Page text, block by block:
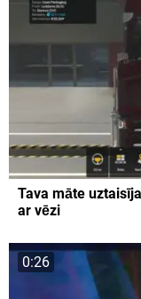
Tava māte
ar vēzi
0:26